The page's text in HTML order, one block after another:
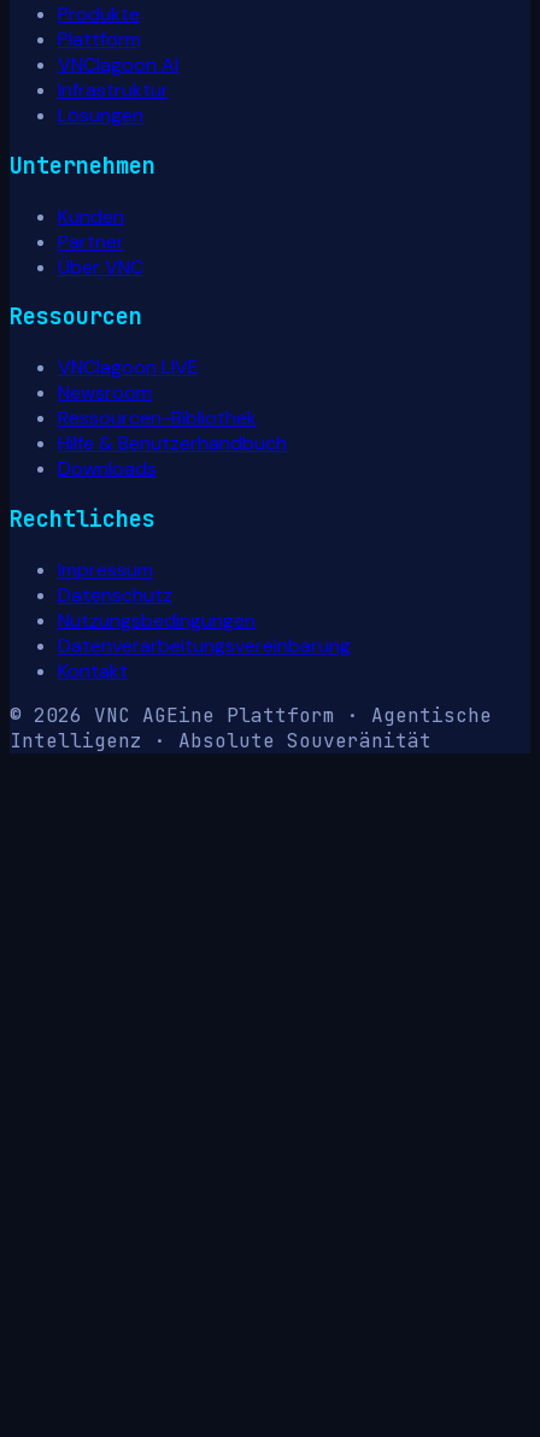
Produkte
Plattform
VNClagoon AI
Infrastruktur
Lösungen
Unternehmen
Kunden
Partner
Über VNC
Ressourcen
VNClagoon LIVE
Newsroom
Ressourcen-Bibliothek
Hilfe & Benutzerhandbuch
Downloads
Rechtliches
Impressum
Datenschutz
Nutzungsbedingungen
Datenverarbeitungsvereinbarung
Kontakt
© 2026 VNC AGEine Plattform · Agentische
Intelligenz · Absolute Souveränität